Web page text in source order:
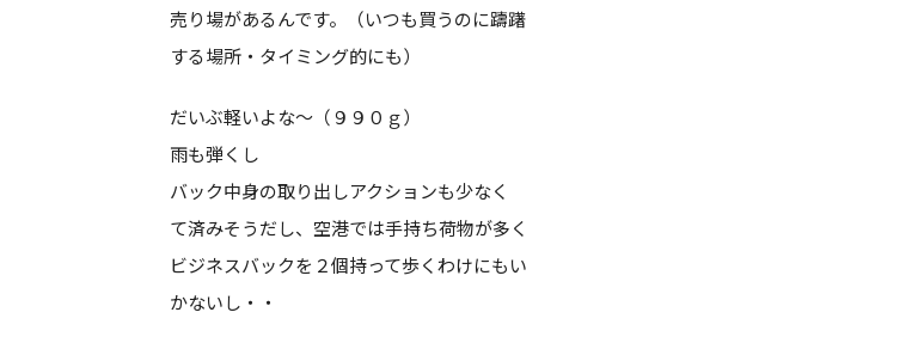
売り場があるんです。（いつも買うのに躊躇
する場所・タイミング的にも）
だいぶ軽いよな～（９９０ｇ）
雨も弾くし
バック中身の取り出しアクションも少なく
て済みそうだし、空港では手持ち荷物が多く
ビジネスバックを２個持って歩くわけにもい
かないし・・